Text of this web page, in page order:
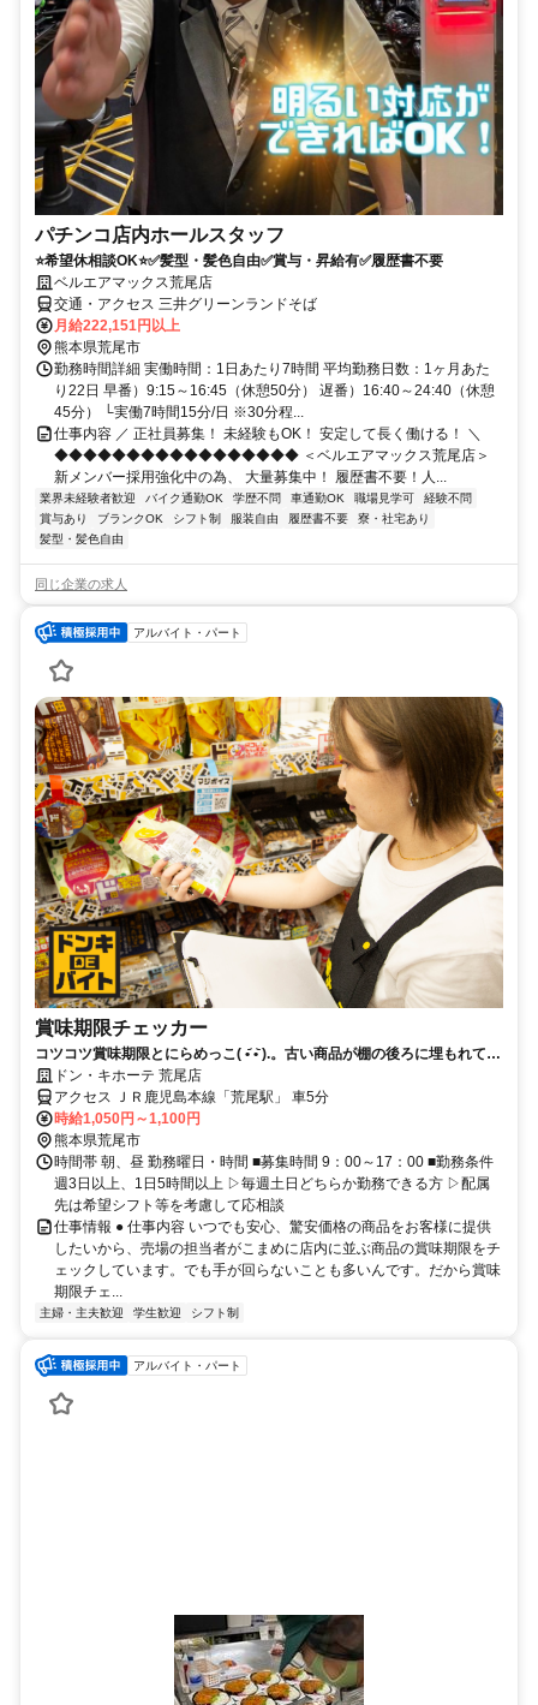
パチンコ店内ホールスタッフ
⭐希望休相談OK⭐✅髪型・髪色自由✅賞与・昇給有✅履歴書不要
ベルエアマックス荒尾店
交通・アクセス 三井グリーンランドそば
月給222,151円以上
熊本県荒尾市
勤務時間詳細 実働時間：1日あたり7時間 平均勤務日数：1ヶ月あた
り22日 早番）9:15～16:45（休憩50分） 遅番）16:40～24:40（休憩
45分） └実働7時間15分/日 ※30分程...
仕事内容 ／ 正社員募集！ 未経験もOK！ 安定して長く働ける！ ＼
◆◆◆◆◆◆◆◆◆◆◆◆◆◆◆◆◆ ＜ベルエアマックス荒尾店＞
新メンバー採用強化中の為、 大量募集中！ 履歴書不要！人...
業界未経験者歓迎 バイク通勤OK 学歴不問 車通勤OK 職場見学可
経験不問
賞与あり
ブランクOK シフト制 服装自由 履歴書不要
寮・社宅あり
髪型・髪色自由
同じ企業の求人
アルバイト・パート
賞味期限チェッカー
コツコツ賞味期限とにらめっこ( •᷄ •᷅ ).。古い商品が棚の後ろに埋もれてい
ないかチェック！
ドン・キホーテ 荒尾店
アクセス ＪＲ鹿児島本線「荒尾駅」 車5分
時給1,050円～1,100円
熊本県荒尾市
時間帯 朝、昼 勤務曜日・時間 ■募集時間 9：00～17：00 ■勤務条件
週3日以上、1日5時間以上 ▷毎週土日どちらか勤務できる方 ▷配属
先は希望シフト等を考慮して応相談
仕事情報 ● 仕事内容 いつでも安心、驚安価格の商品をお客様に提供
したいから、売場の担当者がこまめに店内に並ぶ商品の賞味期限をチ
ェックしています。でも手が回らないことも多いんです。だから賞味
期限チェ...
主婦・主夫歓迎 学生歓迎 シフト制
アルバイト・パート